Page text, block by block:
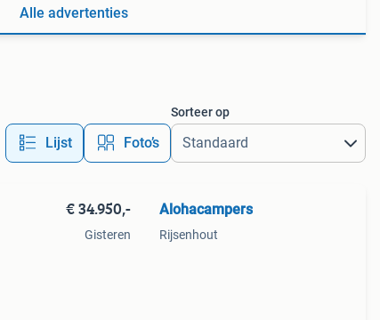
Alle advertenties
Lijst Foto’s
Sorteer op
€ 34.950,-
Gisteren
Alohacampers
Rijsenhout